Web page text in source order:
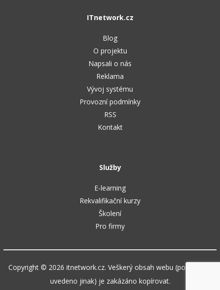
ITnetwork.cz
Blog
O projektu
Napsali o nás
Reklama
Vývoj systému
Provozní podmínky
RSS
Kontakt
Služby
E-learning
Rekvalifikační kurzy
Školení
Pro firmy
Copyright © 2026 itnetwork.cz. Veškerý obsah webu (pokud není
uvedeno jinak) je zakázáno kopírovat.